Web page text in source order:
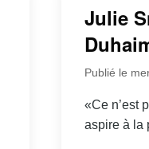
Julie
Publié le
«Ce n’est
aspire à la